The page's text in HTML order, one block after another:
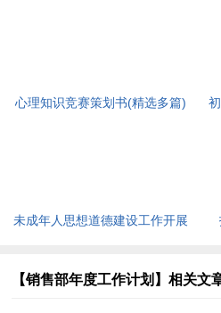
心理知识竞赛策划书(精选多篇)
未成年人思想道德建设工作开展
【销售部年度工作计划】相关文